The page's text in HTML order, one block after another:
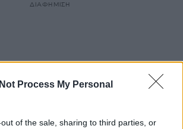
Process My Personal
of the sale, sharing to third parties, or
ΔΙΑΦΗΜΙΣΗ